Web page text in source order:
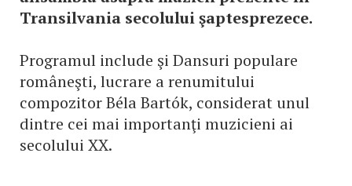
Transilvania secolului şaptesprezece.
Programul include şi Dansuri populare
româneşti, lucrare a renumitului
compozitor Béla Bartók, considerat unul
dintre cei mai importanţi muzicieni ai
secolului XX.